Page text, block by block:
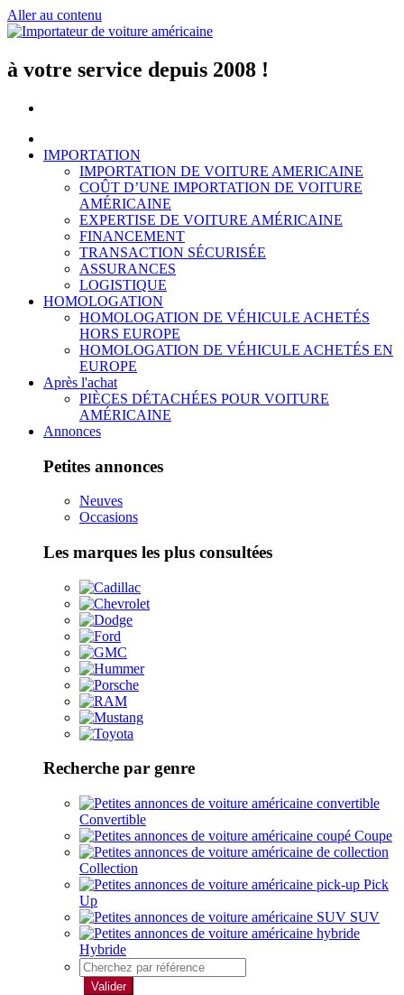
Aller au contenu
à votre service depuis 2008 !
IMPORTATION
IMPORTATION DE VOITURE AMERICAINE
COÛT D’UNE IMPORTATION DE VOITURE
AMÉRICAINE
EXPERTISE DE VOITURE AMÉRICAINE
FINANCEMENT
TRANSACTION SÉCURISÉE
ASSURANCES
LOGISTIQUE
HOMOLOGATION
HOMOLOGATION DE VÉHICULE ACHETÉS
HORS EUROPE
HOMOLOGATION DE VÉHICULE ACHETÉS EN
EUROPE
Après l'achat
PIÈCES DÉTACHÉES POUR VOITURE
AMÉRICAINE
Annonces
Petites annonces
Neuves
Occasions
Les marques les plus consultées
Recherche par genre
Convertible
Coupe
Collection
Pick
Up
SUV
Hybride
Valider